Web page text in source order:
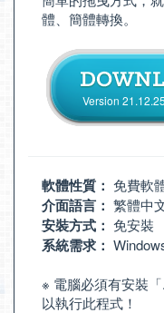
體、簡體轉換。
Version
軟體性質： 免費軟
介面語言： 繁體中
安裝方式： 免安裝
系統需求：
※ 電腦必須有安裝「
以執行此程式！